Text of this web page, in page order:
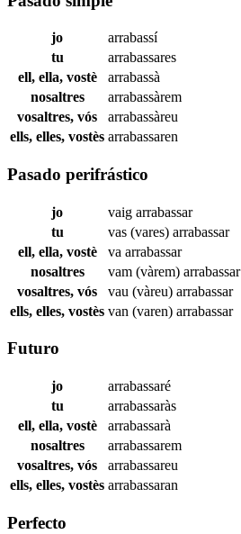
jo
arrabassí
tu
arrabassares
ell, ella, vostè
arrabassà
nosaltres
arrabassàrem
vosaltres, vós
arrabassàreu
ells, elles, vostès arrabassaren
Pasado perifrástico
jo vaig arrabassar
tu
vas (vares) arrabassar
ell, ella, vostè
va arrabassar
nosaltres
vam (vàrem) arrabassar
vosaltres, vós
vau (vàreu) arrabassar
ells, elles, vostès van (varen) arrabassar
Futuro
jo
arrabassaré
tu
arrabassaràs
ell, ella, vostè
arrabassarà
nosaltres
arrabassarem
vosaltres, vós
arrabassareu
ells, elles, vostès arrabassaran
Perfecto